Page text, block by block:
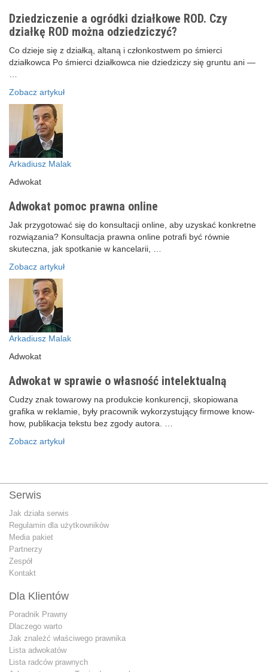
Dziedziczenie a ogródki działkowe ROD. Czy
działkę ROD można odziedziczyć?
Co dzieje się z działką, altaną i członkostwem po śmierci
działkowca Po śmierci działkowca nie dziedziczy się gruntu ani —
…
Zobacz artykuł
Arkadiusz Malak
Adwokat
Adwokat pomoc prawna online
Jak przygotować się do konsultacji online, aby uzyskać konkretne
rozwiązania? Konsultacja prawna online potrafi być równie
skuteczna, jak spotkanie w kancelarii, …
Zobacz artykuł
Arkadiusz Malak
Adwokat
Adwokat w sprawie o własność intelektualną
Cudzy znak towarowy na produkcie konkurencji, skopiowana
grafika w reklamie, były pracownik wykorzystujący firmowe know-
how, publikacja tekstu bez zgody autora. …
Zobacz artykuł
Serwis
Jak działa serwis
Regulamin dla użytkowników
Media pakiet
Partnerzy
Zespół
Kontakt
Dla Klientów
Poradnik Prawny
Dlaczego warto
Jak znależć właściwego prawnika
Lista adwokatów
Lista radców prawnych